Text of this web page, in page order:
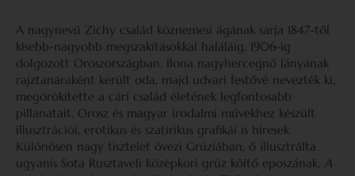
A nagynevű Zichy család köznemesi ágának sarja 1847-től
kisebb-nagyobb megszakításokkal haláláig, 1906-ig
dolgozott Oroszországban. Ilona nagyhercegnő lányának
rajztanáraként került oda, majd udvari festővé nevezték ki,
megörökítette a cári család életének legfontosabb
pillanatait. Orosz és magyar irodalmi művekhez készült
illusztrációi, erotikus és szatirikus grafikái is híresek.
Különösen nagy tisztelet övezi Grúziában, ő illusztrálta
ugyanis Sota Rusztaveli középkori grúz költő eposzának, A